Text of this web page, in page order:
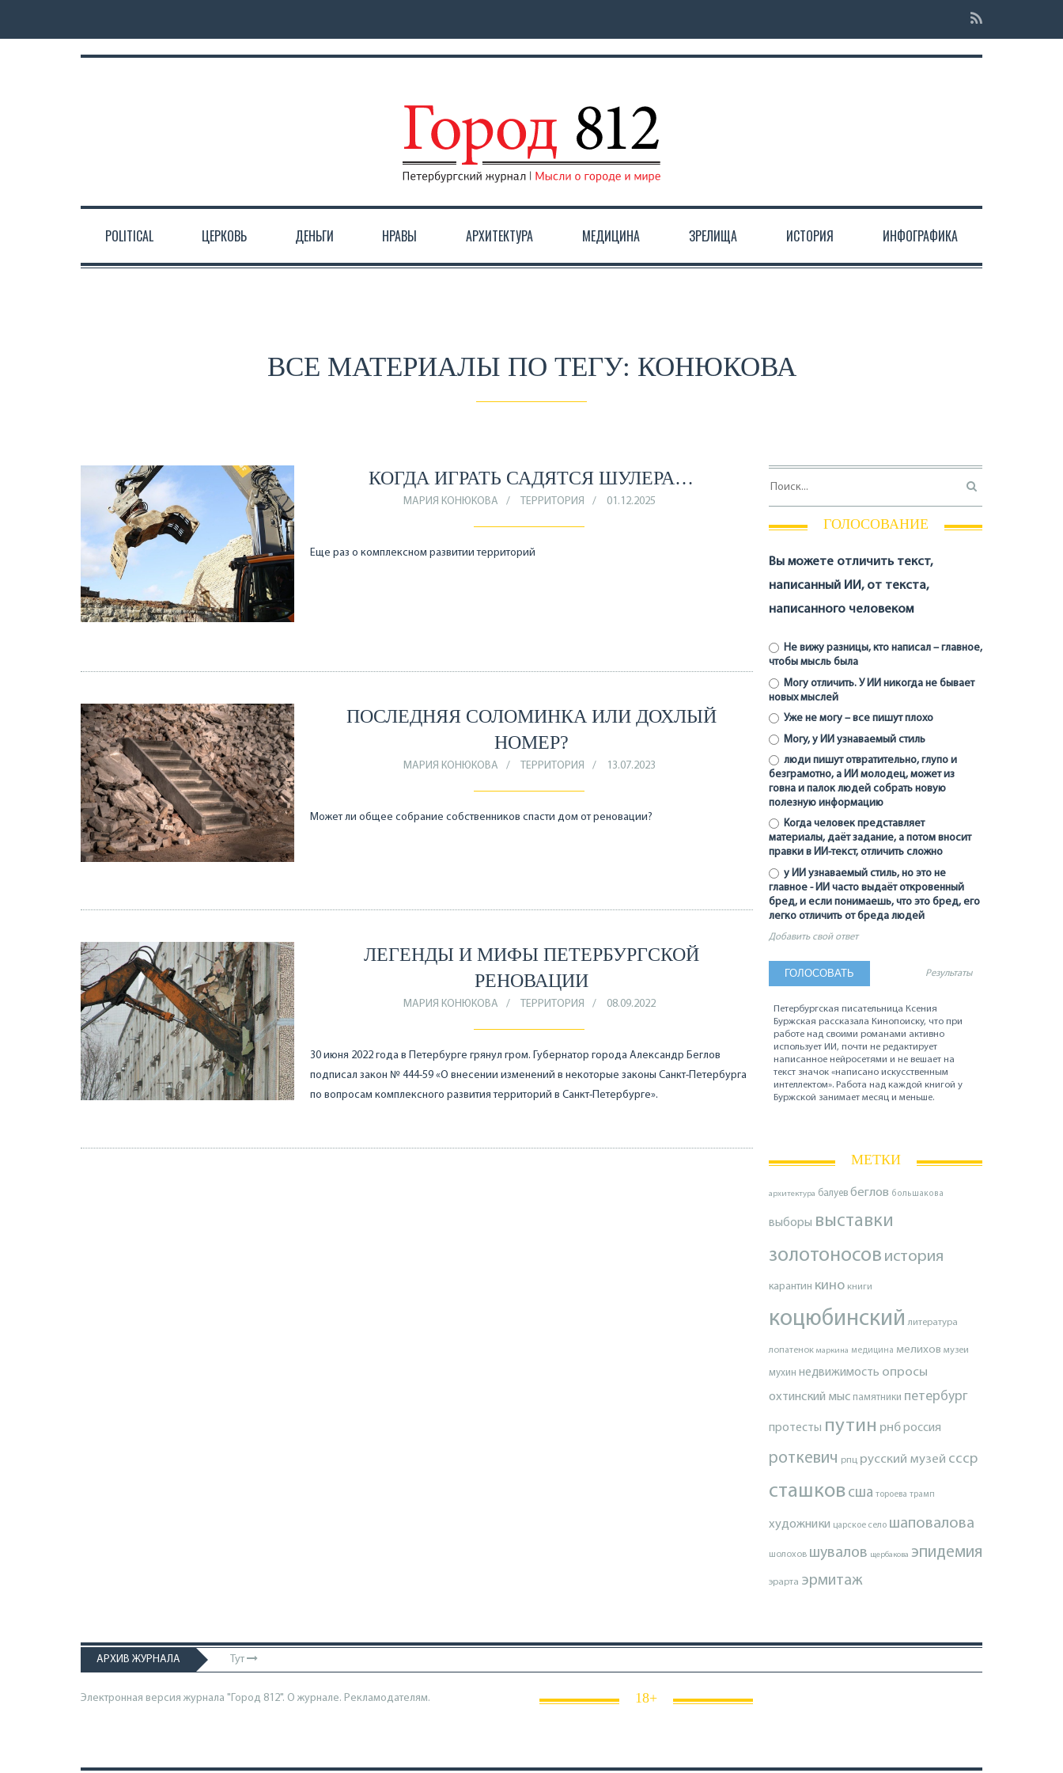
POLITICAL ЦЕРКОВЬ ДЕНЬГИ НРАВЫ АРХИТЕКТУРА МЕДИЦИНА ЗРЕЛИЩА ИСТОРИЯ ИНФОГРАФИКА
ВСЕ МАТЕРИАЛЫ ПО ТЕГУ: КОНЮКОВА
КОГДА ИГРАТЬ САДЯТСЯ ШУЛЕРА…
МАРИЯ КОНЮКОВА ТЕРРИТОРИЯ 01.12.2025
Еще раз о комплексном развитии территорий
ПОСЛЕДНЯЯ СОЛОМИНКА ИЛИ ДОХЛЫЙ
НОМЕР?
МАРИЯ КОНЮКОВА ТЕРРИТОРИЯ 13.07.2023
Может ли общее собрание собственников спасти дом от реновации?
ЛЕГЕНДЫ И МИФЫ ПЕТЕРБУРГСКОЙ
РЕНОВАЦИИ
МАРИЯ КОНЮКОВА ТЕРРИТОРИЯ 08.09.2022
30 июня 2022 года в Петербурге грянул гром. Губернатор города Александр Беглов
подписал закон № 444-59 «О внесении изменений в некоторые законы Санкт-Петербурга
по вопросам комплексного развития территорий в Санкт-Петербурге».
ГОЛОСОВАНИЕ
Вы можете отличить текст,
написанный ИИ, от текста,
написанного человеком
Не вижу разницы, кто написал – главное,
чтобы мысль была
Могу отличить. У ИИ никогда не бывает
новых мыслей
Уже не могу – все пишут плохо
Могу, у ИИ узнаваемый стиль
люди пишут отвратительно, глупо и
безграмотно, а ИИ молодец, может из
говна и палок людей собрать новую
полезную информацию
Когда человек представляет
материалы, даёт задание, а потом вносит
правки в ИИ-текст, отличить сложно
у ИИ узнаваемый стиль, но это не
главное - ИИ часто выдаёт откровенный
бред, и если понимаешь, что это бред, его
легко отличить от бреда людей
Добавить свой ответ
Результаты
Петербургская писательница Ксения
Буржская рассказала Кинопоиску, что при
работе над своими романами активно
использует ИИ, почти не редактирует
написанное нейросетями и не вешает на
текст значок «написано искусственным
интеллектом». Работа над каждой книгой у
Буржской занимает месяц и меньше.
МЕТКИ
архитектура балуев беглов большакова
выборы выставки
золотоносов история
карантин кино книги
коцюбинский литература
лопатенок маркина медицина мелихов музеи
мухин недвижимость опросы
охтинский мыс памятники петербург
протесты путин рнброссия
роткевич рпц русский музей ссср
сташков сша тороева трамп
художники царское село шаповалова
шолохов шувалов щербакова эпидемия
эрарта эрмитаж
АРХИВ ЖУРНАЛА Тут
Электронная версия журнала "Город 812". О журнале. Рекламодателям. 18+